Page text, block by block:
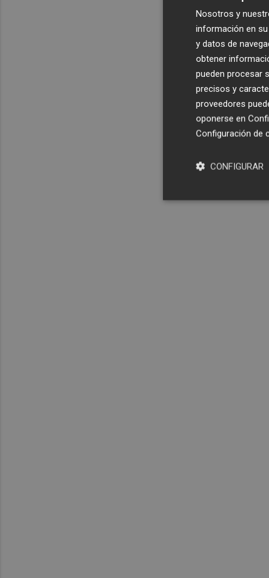
Nosotros y
información en
y datos de
obtener
pueden procesar
precisos y
proveedores
oponerse en
Configuración de
CONFIGURAR